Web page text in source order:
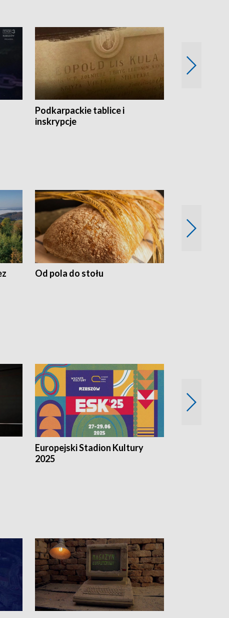
Podkarpackie tablice i
inskrypcje
Od pola do stołu
Europejski Stadion Kultury
2025